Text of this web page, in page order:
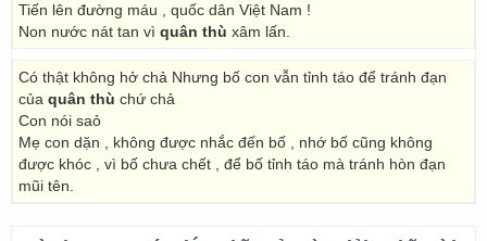
Tiến lên đường máu , quốc dân Việt Nam !
Non nước nát tan vì quân thù xâm lấn.
Có thật không hở chả Nhưng bố con vẫn tỉnh táo để tránh đạn
của quân thù chứ chả
Con nói saỏ
Mẹ con dặn , không được nhắc đến bố , nhớ bố cũng không
được khóc , vì bố chưa chết , để bố tỉnh táo mà tránh hòn đạn
mũi tên.